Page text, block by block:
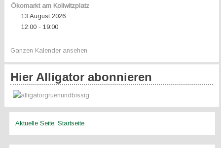
Ökomarkt am Kollwitzplatz
13 August 2026
12:00- 19:00
Ganzen Kalender ansehen
Hier Alligator abonnieren
Aktuelle Seite:Startseite